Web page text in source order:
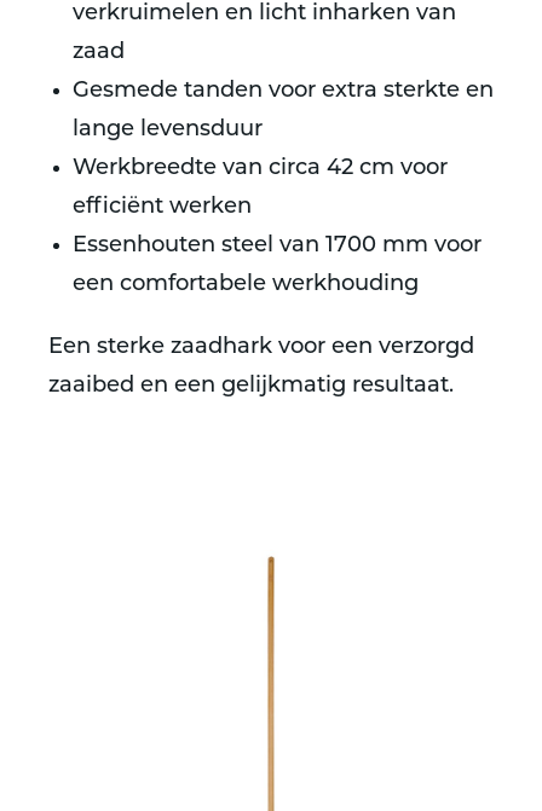
verkruimelen en licht inharken van
zaad
Gesmede tanden voor extra sterkte en
lange levensduur
Werkbreedte van circa 42 cm voor
efficiënt werken
Essenhouten steel van 1700 mm voor
een comfortabele werkhouding
Een sterke zaadhark voor een verzorgd
zaaibed en een gelijkmatig resultaat.